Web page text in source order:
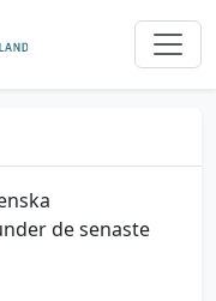
de senaste